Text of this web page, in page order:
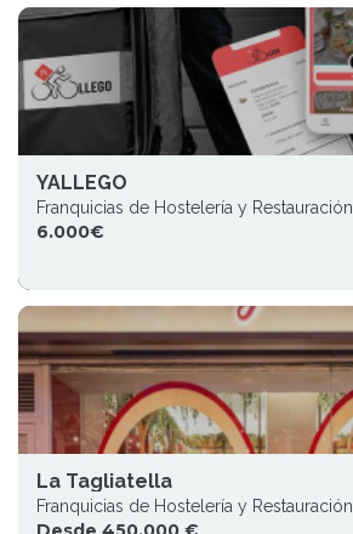
YALLEGO
Franquicias de Hostelería y Restauración
6.000€
La Tagliatella
Franquicias de Hostelería y Restauración